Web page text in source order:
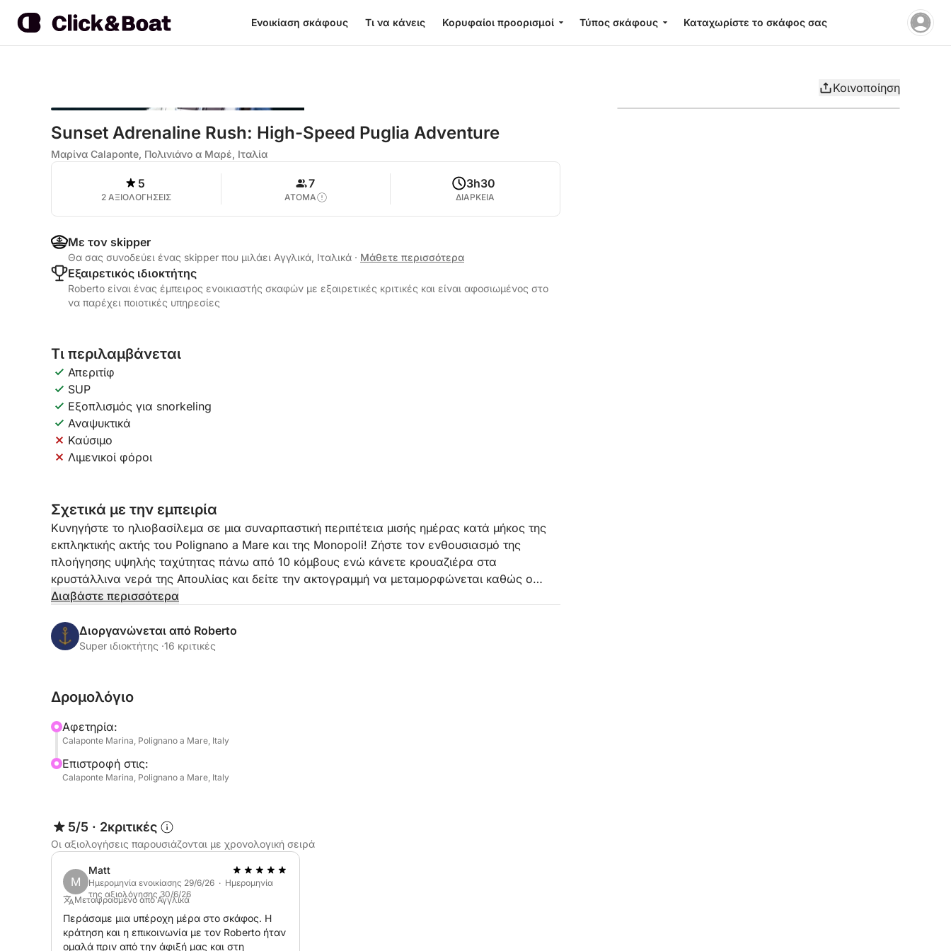
Ενοικίαση σκάφους Τι να κάνεις Κορυφαίοι προορισμοί Τύπος σκάφους Καταχωρίστε το σκάφος σας
Κοινοποίηση
Sunset Adrenaline Rush: High-Speed Puglia Adventure
Μαρίνα Calaponte, Πολινιάνο α Μαρέ, Ιταλία
5
2 ΑΞΙΟΛΟΓΗΣΕΙΣ
7
ΑΤΟΜΑ
3h30
ΔΙΑΡΚΕΙΑ
Με τον skipper
Θα σας συνοδεύει ένας skipper που μιλάει Αγγλικά, Ιταλικά · Μάθετε περισσότερα
Εξαιρετικός ιδιοκτήτης
Roberto είναι ένας έμπειρος ενοικιαστής σκαφών με εξαιρετικές κριτικές και είναι αφοσιωμένος στο
να παρέχει ποιοτικές υπηρεσίες
Τι περιλαμβάνεται
Απεριτίφ
SUP
Εξοπλισμός για snorkeling
Αναψυκτικά
Καύσιμο
Λιμενικοί φόροι
Σχετικά με την εμπειρία
Κυνηγήστε το ηλιοβασίλεμα σε μια συναρπαστική περιπέτεια μισής ημέρας κατά μήκος της
εκπληκτικής ακτής του Polignano a Mare και της Monopoli! Ζήστε τον ενθουσιασμό της
πλοήγησης υψηλής ταχύτητας πάνω από 10 κόμβους ενώ κάνετε κρουαζιέρα στα
κρυστάλλινα νερά της Απουλίας και δείτε την ακτογραμμή να μεταμορφώνεται καθώς ο
ήλιος δύει με μια λαμπάδα χρώματος.
Αυτή η περιήγηση στο ηλιοβασίλεμα διάρκειας 2,5 ωρών προσφέρει δύο απίστευτες
διαδρομές:
South Coast: Ανακαλύψτε απομονωμένους κολπίσκους, ζωντανή θαλάσσια ζωή και
Κάντε διαλείμματα στη διαδρομή για να κολυμπήσετε, να κάνετε κολύμβηση με
αναπνευστήρα και να δοκιμάσετε το Stand Up Paddle (SUP), ιδανικό για μια διασκεδαστική
και αναζωογονητική εμπειρία στο νερό. Και για να κάνετε τη στιγμή ακόμα πιο γλυκιά,
- Σνακ: Ταράλι, πατατάκια, ελιές
- Ποτά: Νερό, Coca-Cola, σόδα πορτοκαλιού και prosecco
Το σκάφος σας είναι εξοπλισμένο τόσο για ταχύτητα όσο και για άνεση, με:
- Γυροσκοπικοί σταθεροποιητές για ομαλή οδήγηση
- Στην τιμή περιλαμβάνονται καπετάνιος και καύσιμα
Διαβάστε περισσότερα
Διοργανώνεται από Roberto
Super ιδιοκτήτης ·16 κριτικές
Δρομολόγιο
Αφετηρία:
Calaponte Marina, Polignano a Mare, Italy
Επιστροφή στις:
Calaponte Marina, Polignano a Mare, Italy
5/5 · 2κριτικές
Οι αξιολογήσεις παρουσιάζονται με χρονολογική σειρά
M
Matt
Ημερομηνία ενοικίασης 29/6/26 · Ημερομηνία
της αξιολόγησης 30/6/26
Μεταφρασμένο από Αγγλικά
Περάσαμε μια υπέροχη μέρα στο σκάφος. Η
κράτηση και η επικοινωνία με τον Roberto ήταν
ομαλά πριν από την άφιξή μας και στη